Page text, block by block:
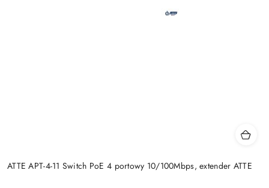
ATTE APT-4-11 Switch PoE 4 portowy 10/100Mbps, extender ATTE